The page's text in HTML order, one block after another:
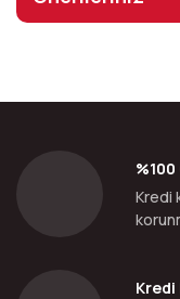
Kredi
Kredi